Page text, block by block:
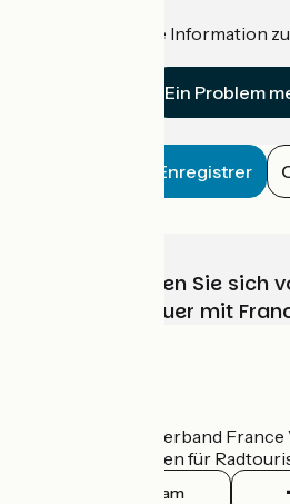
Haben Sie eine Information
Ein Problem
Enregistrer
Wählen, bereiten Sie sich
Ihr Radabenteuer mit
Der nationale Verband
offizielle Leitfaden für
Instagram